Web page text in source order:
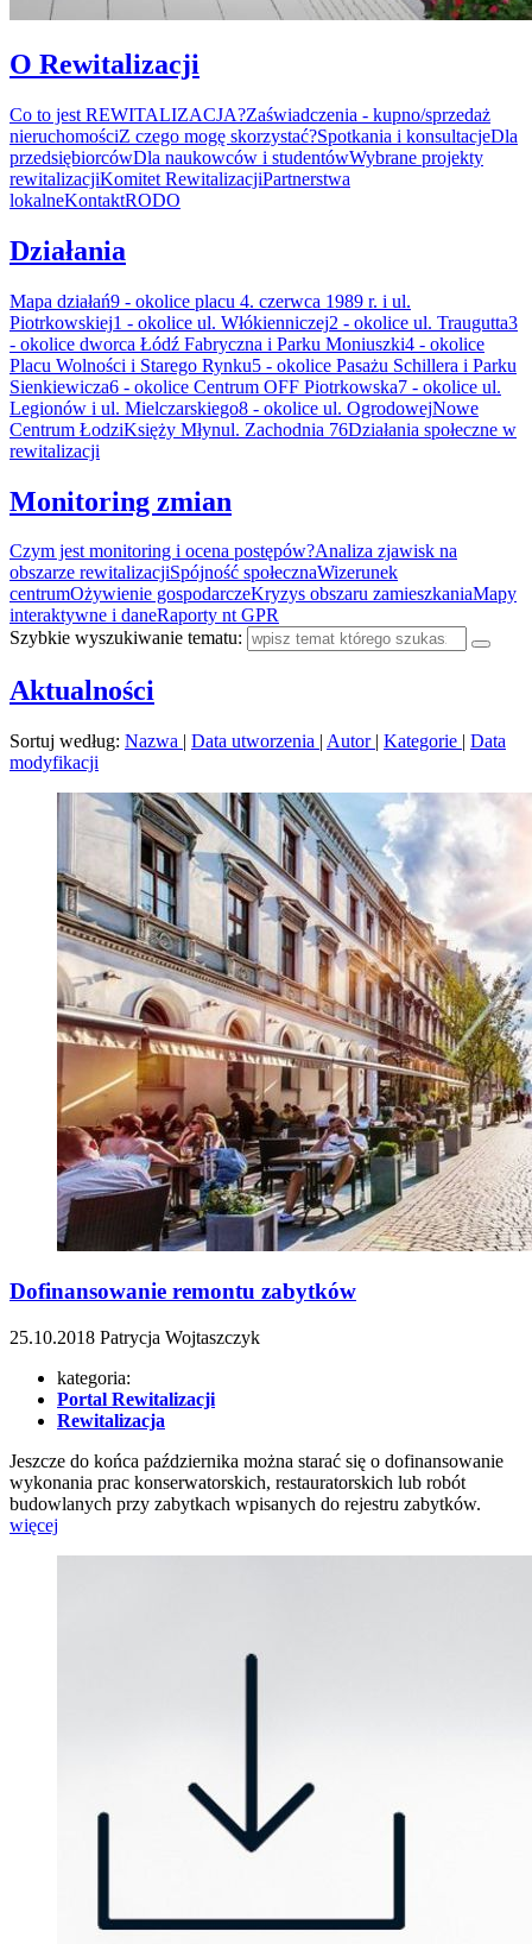
O Rewitalizacji
Co to jest REWITALIZACJA?Zaświadczenia - kupno/sprzedaż
nieruchomościZ czego mogę skorzystać?Spotkania i konsultacjeDla
przedsiębiorcówDla naukowców i studentówWybrane projekty
rewitalizacjiKomitet RewitalizacjiPartnerstwa
lokalneKontaktRODO
Działania
Mapa działań9 - okolice placu 4. czerwca 1989 r. i ul.
Piotrkowskiej1 - okolice ul. Włókienniczej2 - okolice ul. Traugutta3
- okolice dworca Łódź Fabryczna i Parku Moniuszki4 - okolice
Placu Wolności i Starego Rynku5 - okolice Pasażu Schillera i Parku
Sienkiewicza6 - okolice Centrum OFF Piotrkowska7 - okolice ul.
Legionów i ul. Mielczarskiego8 - okolice ul. OgrodowejNowe
Centrum ŁodziKsięży Młynul. Zachodnia 76Działania społeczne w
rewitalizacji
Monitoring zmian
Czym jest monitoring i ocena postępów?Analiza zjawisk na
obszarze rewitalizacjiSpójność społecznaWizerunek
centrumOżywienie gospodarczeKryzys obszaru zamieszkaniaMapy
interaktywne i daneRaporty nt GPR
Szybkie wyszukiwanie tematu:
Aktualności
Sortuj według: Nazwa | Data utworzenia | Autor | Kategorie | Data
modyfikacji
Dofinansowanie remontu zabytków
25.10.2018 Patrycja Wojtaszczyk
kategoria:
Portal Rewitalizacji
Rewitalizacja
Jeszcze do końca października można starać się o dofinansowanie
wykonania prac konserwatorskich, restauratorskich lub robót
budowlanych przy zabytkach wpisanych do rejestru zabytków.
więcej